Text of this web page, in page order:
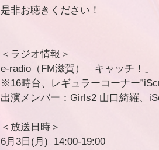
是非お聴きください！
＜ラジオ情報＞
e-radio（FM滋賀）「キャッチ！」
※16時台、レギュラーコーナー
出演メンバー：Girls2 山口綺羅、
＜放送日時＞
6月3日(月)  14:00-19:00